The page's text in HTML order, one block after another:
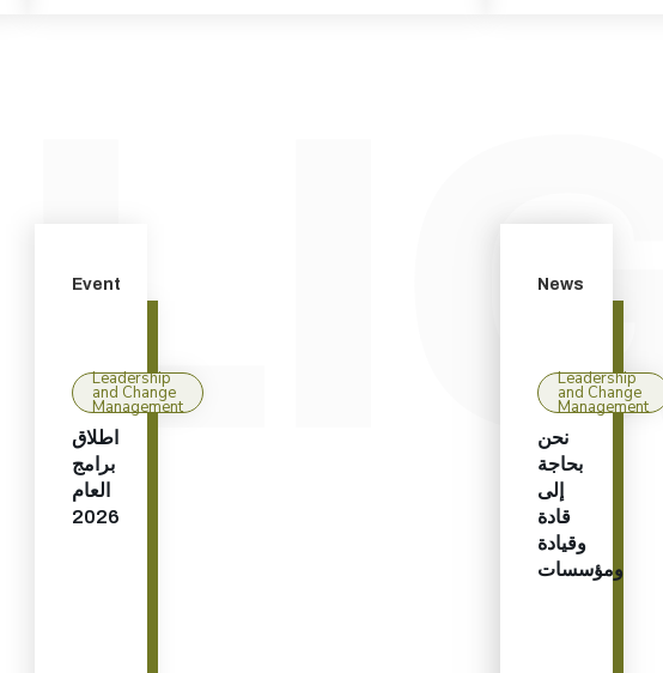
Event
Leadership
and Change
Management
اطلاق
برامج
العام
2026
News
Leadership
and Change
Management
نحن
بحاجة
إلى
قادة
وقيادة
ومؤسسات